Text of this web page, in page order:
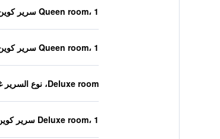
Queen room، 1 سرير كوين
Queen room، 1 سرير كوين
Deluxe room، نوع السرير غير معروف
Deluxe room، 1 سرير كوين